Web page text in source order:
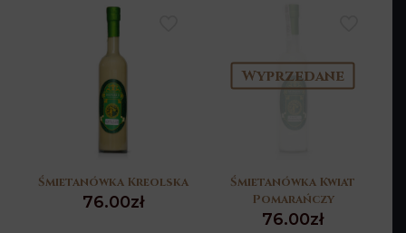
Śmietanówka Kreolska
76.00zł
Wyprzedane
Śmietanówka Kwiat
Pomarańczy
76.00zł